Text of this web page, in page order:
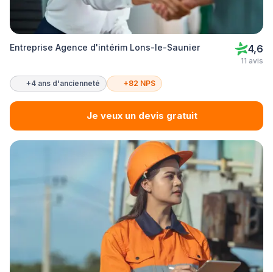
Entreprise Agence d'intérim Lons-le-Saunier 4,6
11 avis
+4 ans d'ancienneté +82 NPS
Je veux un devis gratuit